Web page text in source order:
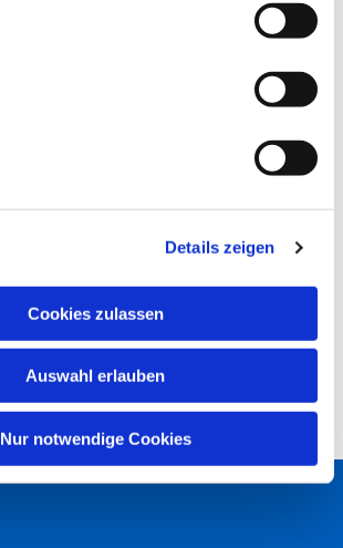
Details zeigen
Cookies zulassen
Auswahl erlauben
Nur notwendige Cookies